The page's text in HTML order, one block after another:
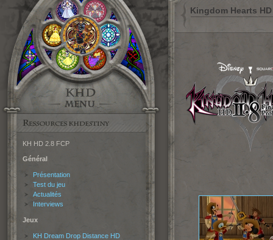
KH HD 2.8 FCP
Général
Présentation
Test du jeu
Actualités
Interviews
Jeux
KH Dream Drop Distance HD
Kingdom Hearts